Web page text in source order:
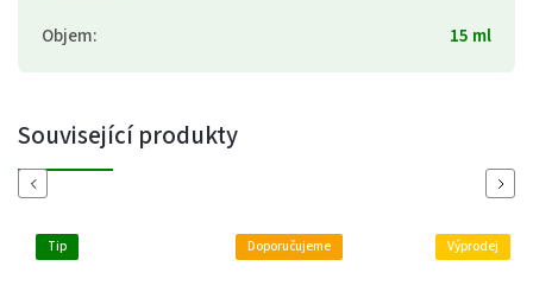
Objem: 15 ml
Související produkty
Previous
Tip Doporučujeme Výprodej
Next